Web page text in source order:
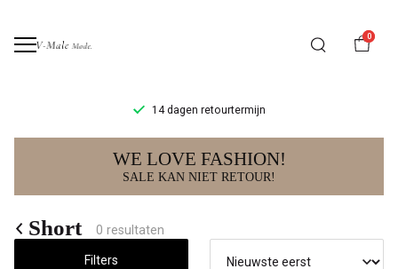
0
14 dagen retourtermijn
Short
V-
WE LOVE FASHION!
SALE KAN NIET RETOUR!
Short 0 resultaten
Filters